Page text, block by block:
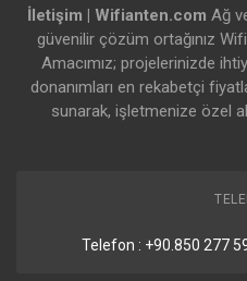
İletişim | Wifianten.com Ağ
güvenilir çözüm ortağınız
Amacımız; projelerinizde
donanımları en rekabetçi
sunarak, işletmenize özel
Telefon : +90.850 277